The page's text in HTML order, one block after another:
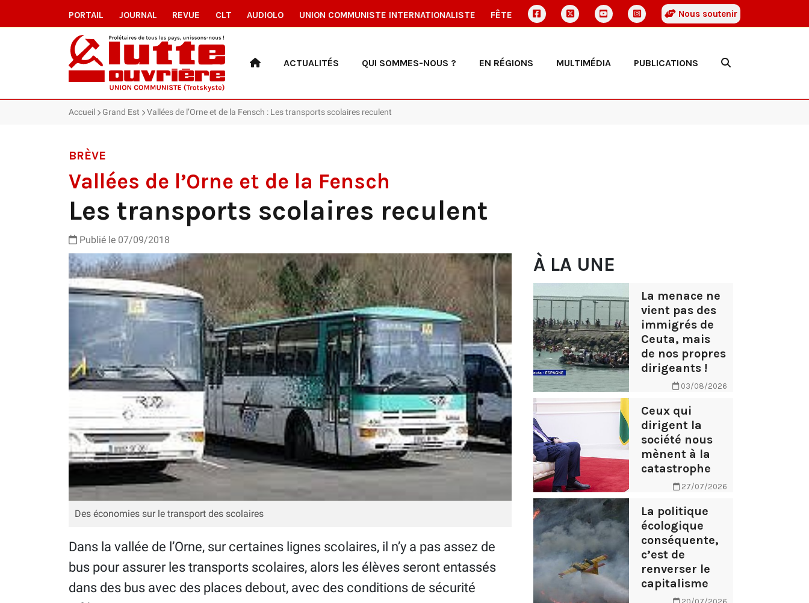
PORTAIL JOURNAL REVUE CLT AUDIOLO UNION COMMUNISTE INTERNATIONALISTE FÊTE Nous soutenir
ACTUALITÉS QUI SOMMES-NOUS ? EN RÉGIONS MULTIMÉDIA PUBLICATIONS
Accueil Grand Est Vallées de l’Orne et de la Fensch : Les transports scolaires reculent
BRÈVE
Vallées de l’Orne et de la Fensch
Les transports scolaires reculent
Publié le 07/09/2018
Des économies sur le transport des scolaires
Dans la vallée de l’Orne, sur certaines lignes scolaires, il n’y a pas assez de
bus pour assurer les transports scolaires, alors les élèves seront entassés
dans des bus avec des places debout, avec des conditions de sécurité
À LA UNE
La menace ne
vient pas des
immigrés de
Ceuta, mais
de nos propres
dirigeants !
03/08/2026
Ceux qui
dirigent la
société nous
mènent à la
catastrophe
27/07/2026
La politique
écologique
conséquente,
c’est de
renverser le
capitalisme